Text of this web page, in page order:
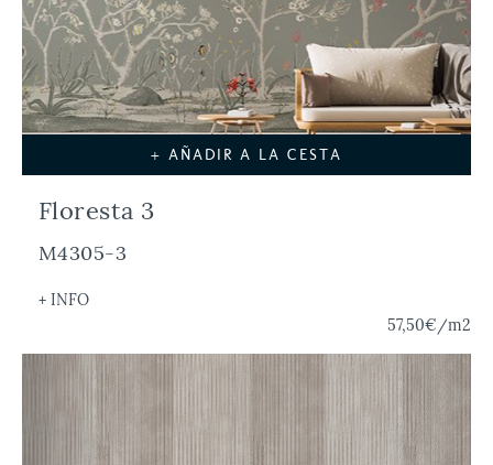
+ AÑADIR A LA CESTA
Floresta 3
M4305-3
+ INFO
57,50€ /m2